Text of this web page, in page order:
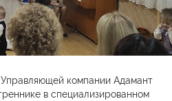
компании Адамант
в специализированном